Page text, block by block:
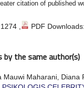
citation of published
, PDF
by the same author(s)
Mauwi Maharani, Diana